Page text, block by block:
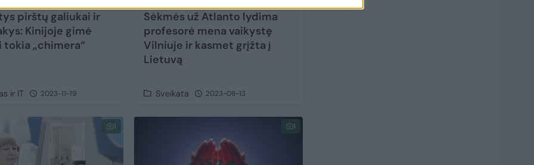
pirštų galiukai ir
Kinijoje gimė
„chimera“
ir IT 2023-11-19
Sėkmės už Atlanto lydima
profesorė mena vaikystę
Vilniuje ir kasmet grįžta į
Lietuvą
Sveikata 2023-08-13
1 1